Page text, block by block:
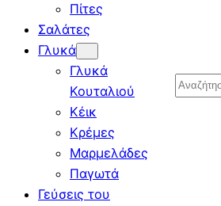
Πίτες
Σαλάτες
Γλυκά
Γλυκά
Κουταλιού
Κέικ
Κρέμες
Μαρμελάδες
Παγωτά
Γεύσεις του
Search